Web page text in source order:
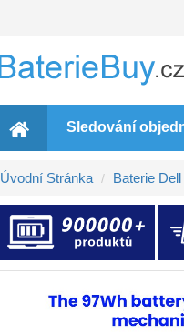
Sledování
Úvodní Stránka Baterie Dell